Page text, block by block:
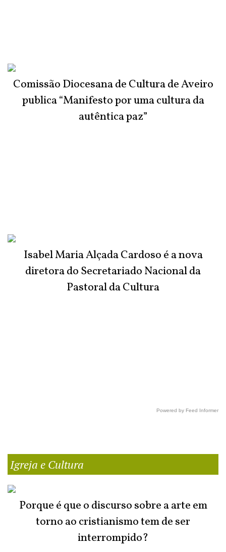
Comissão Diocesana de Cultura de Aveiro
publica “Manifesto por uma cultura da
autêntica paz”
Isabel Maria Alçada Cardoso é a nova
diretora do Secretariado Nacional da
Pastoral da Cultura
Powered by Feed Informer
Igreja e Cultura
Porque é que o discurso sobre a arte em
torno ao cristianismo tem de ser
interrompido?